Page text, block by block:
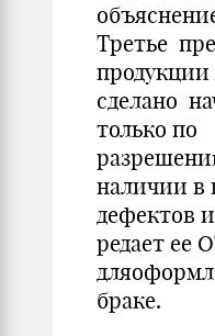
Третье
сделано
только по
наличии в
дефектов
редает ее
браке.